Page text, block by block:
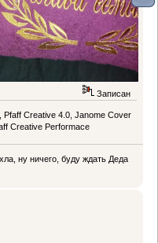
Записан
Creative 4.0, Janome Cover
Creative Performace
ну ничего, буду ждать Деда